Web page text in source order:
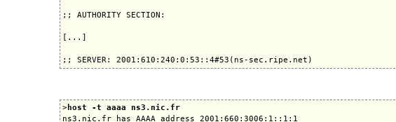
;; AUTHORITY SECTION:
[...]
>host -t aaaa ns3.nic.fr